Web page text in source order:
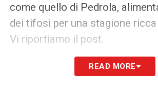
come quello di Pedrola,
dei tifosi per una stagione
Vi riportiamo il post.
SEGUI LE ULTIME NOVITA’
READ MORE